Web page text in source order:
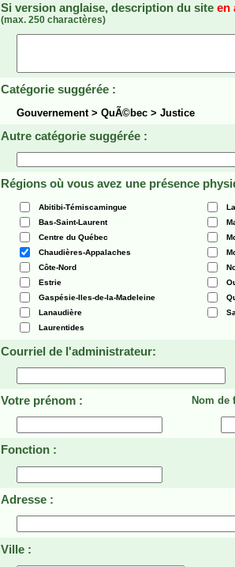
Si version anglaise, description du site en
(max. 250 charactères)
Catégorie suggérée :
Gouvernement > QuÃ©bec > Justice
Autre catégorie suggérée :
Régions où vous avez une présence
Abitibi-Témiscamingue
Bas-Saint-Laurent
Centre du Québec
Chaudières-Appalaches
Côte-Nord
Estrie
Gaspésie-Iles-de-la-Madeleine
Lanaudière
Laurentides
Courriel de l'administrateur:
Votre prénom : Nom de
Fonction :
Adresse :
Ville :